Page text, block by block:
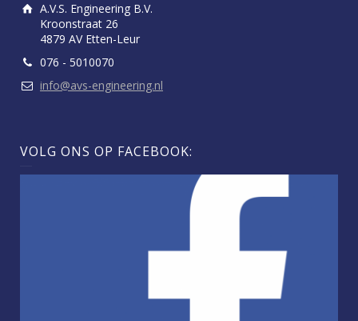
A.V.S. Engineering B.V.
Kroonstraat 26
4879 AV Etten-Leur
076 - 5010070
info@avs-engineering.nl
VOLG ONS OP FACEBOOK: